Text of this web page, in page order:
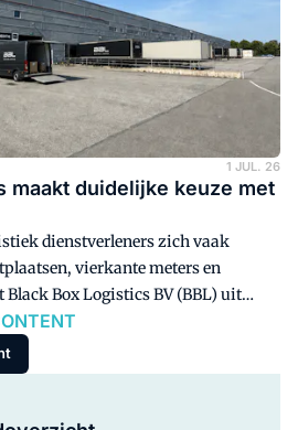
1 JUL. 26
maakt duidelijke keuze met
dienstverleners zich vaak
vierkante meters en
Box Logistics BV (BBL) uit
koers. Het bedrijf wil geen
zijn, maar een logistieke partner
registratie en beheersing van